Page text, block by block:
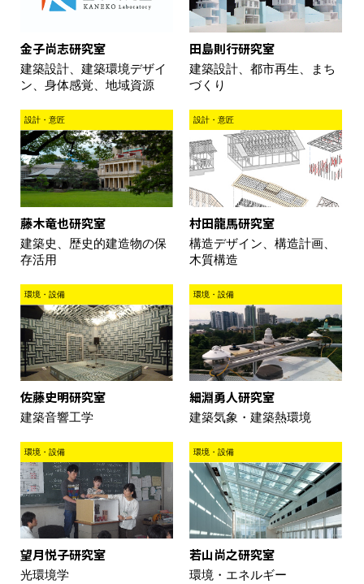
金子尚志研究室
建築設計、建築環境デザイ
ン、身体感覚、地域資源
田島則行研究室
建築設計、都市再生、まち
づくり
設計・意匠
藤木竜也研究室
建築史、歴史的建造物の保
存活用
設計・意匠
村田龍馬研究室
構造デザイン、構造計画、
木質構造
環境・設備
佐藤史明研究室
建築音響工学
環境・設備
細淵勇人研究室
建築気象・建築熱環境
環境・設備
望月悦子研究室
光環境学
環境・設備
若山尚之研究室
環境・エネルギー